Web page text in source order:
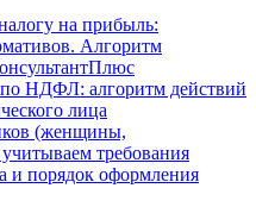
на прибыль:
Алгоритм
НДФЛ: алгоритм действий
лица
(женщины,
требования
и порядок оформления